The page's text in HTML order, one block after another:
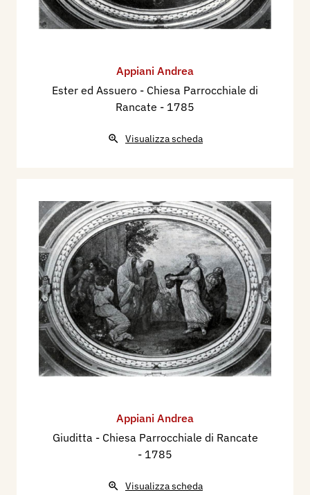
Appiani Andrea
Ester ed Assuero - Chiesa Parrocchiale di
Rancate - 1785
Visualizza scheda
Appiani Andrea
Giuditta - Chiesa Parrocchiale di Rancate
- 1785
Visualizza scheda